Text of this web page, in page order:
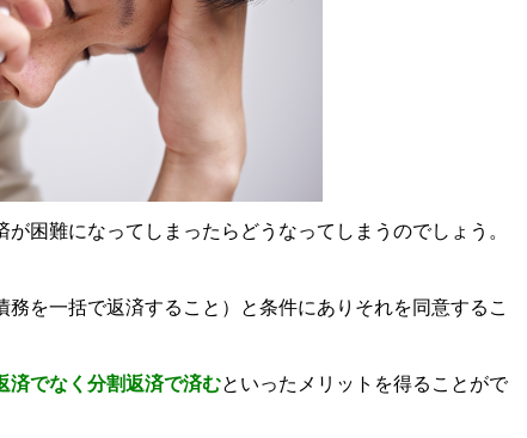
困難になってしまったらどうなってしまうのでしょう。
務を一括で返済すること）と条件にありそれを同意するこ
済でなく分割返済で済むといったメリットを得ることがで